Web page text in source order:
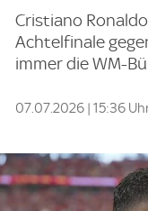
Cristiano
Achtelfinale
immer die WM-
07.07.2026 | 15:36